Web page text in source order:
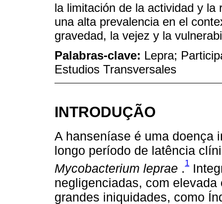
la limitación de la actividad y
una alta prevalencia en el
gravedad, la vejez y la
Palabras-clave: Lepra;
Estudios Transversales
INTRODUÇÃO
A hanseníase é uma doença
longo período de latência
Mycobacterium leprae .1
negligenciadas, com
grandes iniquidades, como